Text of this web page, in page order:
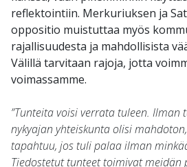
reflektointiin. Merkuriuksen ja
oppositio muistuttaa myös
rajallisuudesta ja mahdollisista
Välillä tarvitaan rajoja, jotta
voimassamme.
”Tunteita voisi verrata tuleen. Ilman
nykyajan yhteiskunta olisi
tapahtuu, jos tuli palaa ilman
Tiedostetut tunteet toimivat meidän